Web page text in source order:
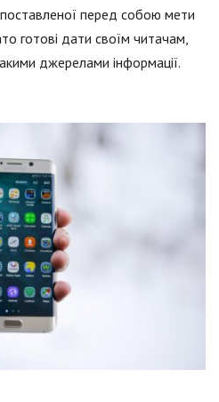
перед собою мети
готові дати своїм читачам,
джерелами інформації.